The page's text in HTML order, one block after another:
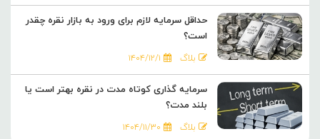
حداقل سرمایه لازم برای ورود به بازار نقره چقدر
است؟
بلاگ ۱۴۰۴/۱۲/۱
سرمایه گذاری کوتاه مدت در نقره بهتر است یا
بلند مدت؟
بلاگ ۱۴۰۴/۱۱/۳۰